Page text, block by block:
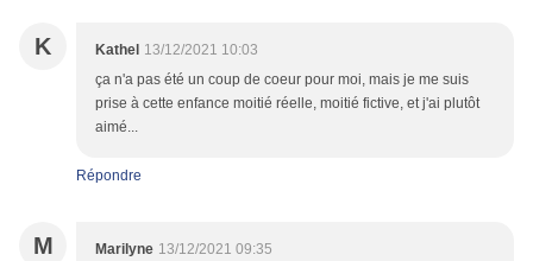
K Kathel 13/12/2021 10:03
ça n'a pas été un coup de coeur pour moi, mais je me suis
prise à cette enfance moitié réelle, moitié fictive, et j'ai plutôt
aimé...
Répondre
M Marilyne 13/12/2021 09:35